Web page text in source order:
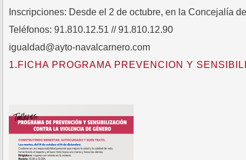
Inscripciones: Desde el 2 de octubre, en la Concejalía
Teléfonos: 91.810.12.51 // 91.810.12.90
igualdad@ayto-navalcarnero.com
1.FICHA PROGRAMA PREVENCION Y